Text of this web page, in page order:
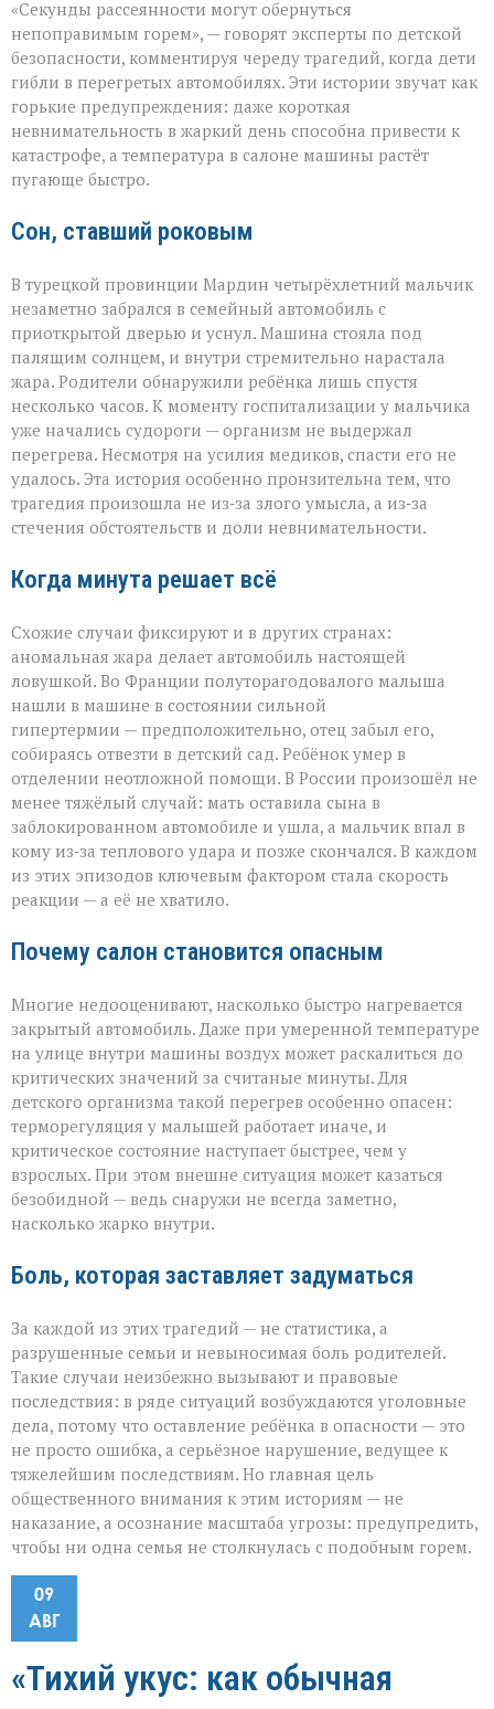
не
прощает
невнимательности:
трагедии
в
раскалённых
машинах»
«Секунды рассеянности могут обернуться
непоправимым горем», — говорят эксперты по детской
безопасности, комментируя череду трагедий, когда дети
гибли в перегретых автомобилях. Эти истории звучат как
горькие предупреждения: даже короткая
невнимательность в жаркий день способна привести к
катастрофе, а температура в салоне машины растёт
пугающе быстро.
Сон, ставший роковым
В турецкой провинции Мардин четырёхлетний мальчик
незаметно забрался в семейный автомобиль с
приоткрытой дверью и уснул. Машина стояла под
палящим солнцем, и внутри стремительно нарастала
жара. Родители обнаружили ребёнка лишь спустя
несколько часов. К моменту госпитализации у мальчика
уже начались судороги — организм не выдержал
перегрева. Несмотря на усилия медиков, спасти его не
удалось. Эта история особенно пронзительна тем, что
трагедия произошла не из‑за злого умысла, а из‑за
стечения обстоятельств и доли невнимательности.
Когда минута решает всё
Схожие случаи фиксируют и в других странах:
аномальная жара делает автомобиль настоящей
ловушкой. Во Франции полуторагодовалого малыша
нашли в машине в состоянии сильной
гипертермии — предположительно, отец забыл его,
собираясь отвезти в детский сад. Ребёнок умер в
отделении неотложной помощи. В России произошёл не
менее тяжёлый случай: мать оставила сына в
заблокированном автомобиле и ушла, а мальчик впал в
кому из‑за теплового удара и позже скончался. В каждом
из этих эпизодов ключевым фактором стала скорость
реакции — а её не хватило.
Почему салон становится опасным
Многие недооценивают, насколько быстро нагревается
закрытый автомобиль. Даже при умеренной температуре
на улице внутри машины воздух может раскалиться до
критических значений за считаные минуты. Для
детского организма такой перегрев особенно опасен:
терморегуляция у малышей работает иначе, и
критическое состояние наступает быстрее, чем у
взрослых. При этом внешне ситуация может казаться
безобидной — ведь снаружи не всегда заметно,
насколько жарко внутри.
Боль, которая заставляет задуматься
За каждой из этих трагедий — не статистика, а
разрушенные семьи и невыносимая боль родителей.
Такие случаи неизбежно вызывают и правовые
последствия: в ряде ситуаций возбуждаются уголовные
дела, потому что оставление ребёнка в опасности — это
не просто ошибка, а серьёзное нарушение, ведущее к
тяжелейшим последствиям. Но главная цель
общественного внимания к этим историям — не
наказание, а осознание масштаба угрозы: предупредить,
чтобы ни одна семья не столкнулась с подобным горем.
09
АВГ
«Тихий укус: как обычная